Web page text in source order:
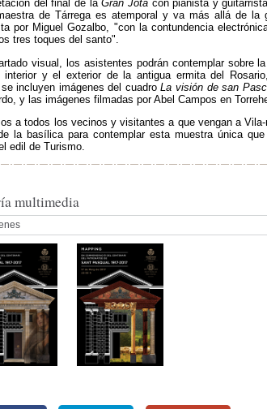
del final de laGran Jotacon pianista y
de Tárrega es atemporal y va más allá de la
por Miguel Gozalbo, "con la contundencia
tres toques del santo".
visual, los asistentes podrán contemplar sobre
interior y el exterior de la antigua ermita del
se incluyen imágenes del cuadroLa visión de san
y las imágenes filmadas por Abel Campos en
a todos los vecinos y visitantes a que vengan a
la basílica para contemplar esta muestra única
edil de Turismo.
multimedia